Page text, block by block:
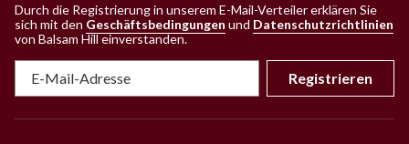
Durch die Registrierung in unserem E-Mail-Verteiler erklären Sie
sich mit den Geschäftsbedingungen und Datenschutzrichtlinien
von Balsam Hill einverstanden.
Registrieren